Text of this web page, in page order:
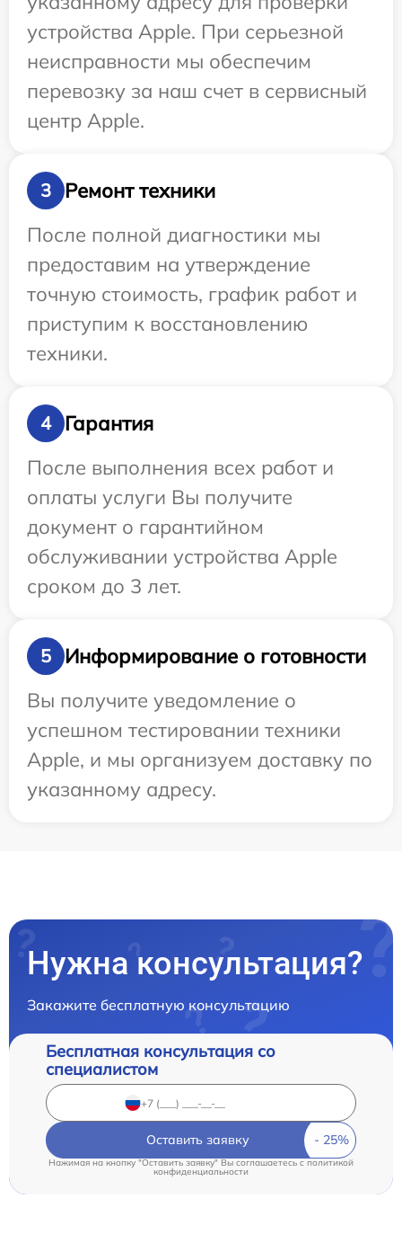
устройства Apple. При серьезной
неисправности мы обеспечим
перевозку за наш счет в сервисный
центр Apple.
3
Ремонт техники
После полной диагностики мы
предоставим на утверждение
точную стоимость, график работ и
приступим к восстановлению
техники.
4
Гарантия
После выполнения всех работ и
оплаты услуги Вы получите
документ о гарантийном
обслуживании устройства Apple
сроком до 3 лет.
5
Информирование о готовности
Вы получите уведомление о
успешном тестировании техники
Apple, и мы организуем доставку по
указанному адресу.
Нужна консультация?
Закажите бесплатную консультацию
Бесплатная консультация со
специалистом
Оставить заявку
Нажимая на кнопку "Оставить заявку" Вы соглашаетесь cполитикой
конфиденциальности